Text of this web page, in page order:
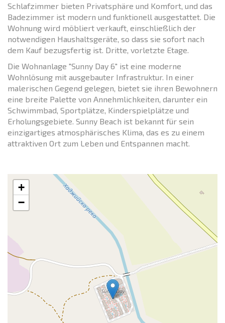
Schlafzimmer bieten Privatsphäre und Komfort, und das
Badezimmer ist modern und funktionell ausgestattet. Die
Wohnung wird möbliert verkauft, einschließlich der
notwendigen Haushaltsgeräte, so dass sie sofort nach
dem Kauf bezugsfertig ist. Dritte, vorletzte Etage.
Die Wohnanlage "Sunny Day 6" ist eine moderne
Wohnlösung mit ausgebauter Infrastruktur. In einer
malerischen Gegend gelegen, bietet sie ihren Bewohnern
eine breite Palette von Annehmlichkeiten, darunter ein
Schwimmbad, Sportplätze, Kinderspielplätze und
Erholungsgebiete. Sunny Beach ist bekannt für sein
einzigartiges atmosphärisches Klima, das es zu einem
attraktiven Ort zum Leben und Entspannen macht.
+
−